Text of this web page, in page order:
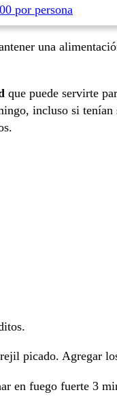
por persona
una
que puede servirte
incluso si tenían
picado. Agregar
en fuego fuerte 3